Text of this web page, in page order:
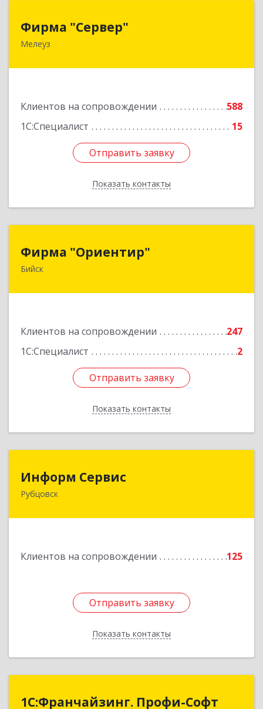
Фирма "Сервер"
Мелеуз
Клиентов на сопровождении
588
1С:Специалист
15
Отправить заявку
Показать контакты
453852, Башкортостан Респ, Мелеузовский р-н,
Отправить заявку
Назад
Фирма "Ориентир"
Бийск
Клиентов на сопровождении
247
1С:Специалист
2
Отправить заявку
Показать контакты
659300, Алтайский край, Бийск г, Сергея Кирова
Отправить заявку
Назад
Информ Сервис
Рубцовск
Клиентов на сопровождении 125
Отправить заявку
Показать контакты
658204, Алтайский край, Рубцовск г, Алтайская
Отправить заявку
Назад
1С:Франчайзинг. Профи-Софт
1С:Франчайзинг. Профи-Софт